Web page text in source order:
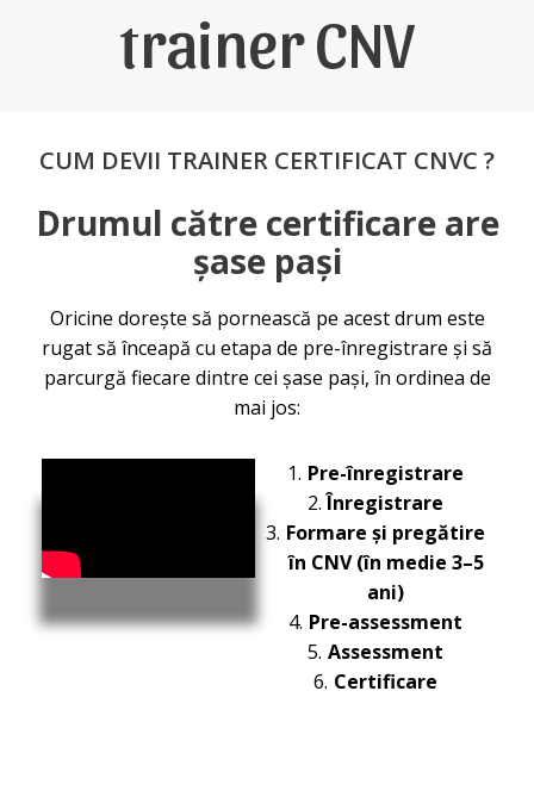
trainer CNV
CUM DEVII TRAINER CERTIFICAT CNVC ?
Drumul către certificare are
șase pași
Oricine dorește să pornească pe acest drum este
rugat să înceapă cu etapa de pre-înregistrare și să
parcurgă fiecare dintre cei șase pași, în ordinea de
mai jos:
Pre-înregistrare
Înregistrare
Formare și pregătire
în CNV (în medie 3–5
ani)
Pre-assessment
Assessment
Certificare